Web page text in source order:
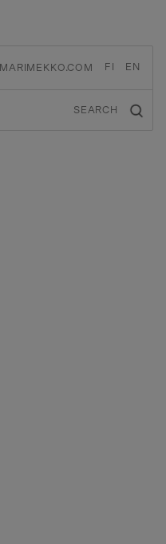
MARIMEKKO.COM FI EN
SEARCH